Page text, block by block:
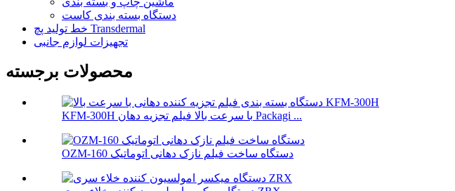
دستگاه بسته بندی کاست
خط تولید پچ Transdermal
تجهیزات لوازم جانبی
محصولات برجسته
KFM-300H با سرعت بالا فیلم تجزیه دهان Packagi ...
OZM-160 دستگاه ساخت فیلم نازک دهانی اتوماتیک